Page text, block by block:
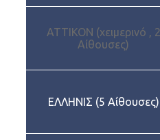
ΑΤΤΙΚΟΝ (χειμερινό , 2
Αίθουσες)
ΕΛΛΗΝΙΣ (5 Αίθουσες)